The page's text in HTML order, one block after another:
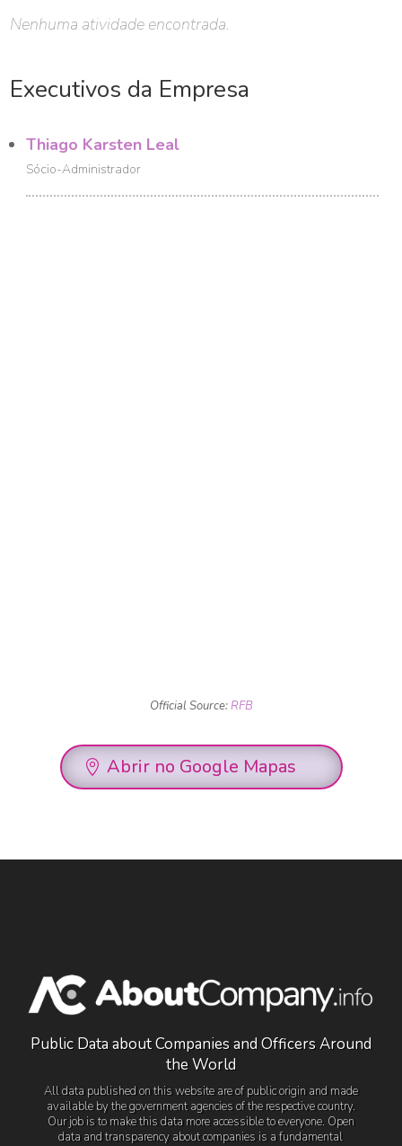
Nenhuma atividade encontrada.
Executivos da Empresa
Thiago Karsten Leal
Sócio-Administrador
Official Source:RFB
Abrir no Google Mapas
Public Data about Companies and Officers Around
the World
All data published on this website are of public origin and made
available by the government agencies of the respective country.
Our job is to make this data more accessible to everyone. Open
data and transparency about companies is a fundamental